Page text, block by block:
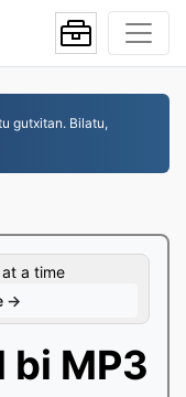
gutxitan. Bilatu,
a time
→
bi MP3